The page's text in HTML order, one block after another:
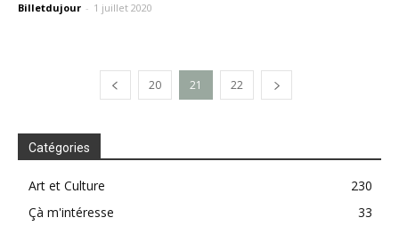
Billetdujour - 1 juillet 2020
20 21 22
Catégories
Art et Culture
230
Çà m'intéresse
33